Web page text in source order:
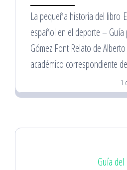
La pequeña historia del libro
español en el deporte – Guía
Gómez Font Relato de
académico correspondiente
1
Guía del